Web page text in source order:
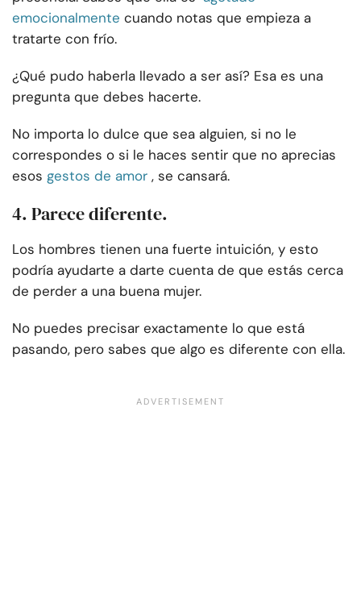
emocionalmente cuando notas que empieza a
tratarte con frío.
¿Qué pudo haberla llevado a ser así? Esa es una
pregunta que debes hacerte.
No importa lo dulce que sea alguien, si no le
correspondes o si le haces sentir que no aprecias
esos gestos de amor , se cansará.
4. Parece diferente.
Los hombres tienen una fuerte intuición, y esto
podría ayudarte a darte cuenta de que estás cerca
de perder a una buena mujer.
No puedes precisar exactamente lo que está
pasando, pero sabes que algo es diferente con ella.